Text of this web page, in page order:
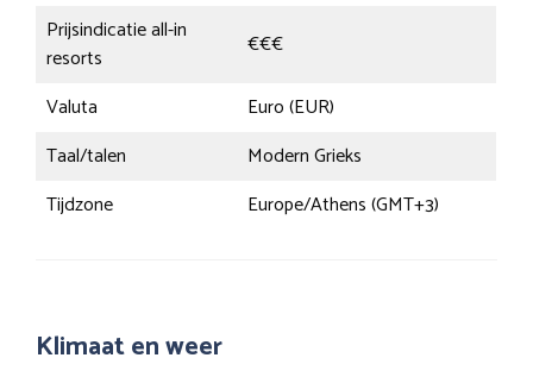
Prijsindicatie all-in
resorts
€€€
Valuta
Euro (EUR)
Taal/talen
Modern Grieks
Tijdzone
Europe/Athens (GMT+3)
Klimaat en weer